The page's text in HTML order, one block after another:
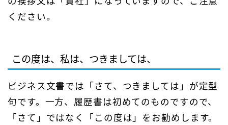
ください。
この度は、私は、つきましては、
ビジネス文書では「さて、つきましては」が定型
句です。一方、履歴書は初めてのものですので、
「さて」ではなく「この度は」をお勧めします。